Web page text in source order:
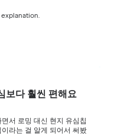
explanation.
보다 훨씬 편해요
서 로밍 대신 현지 유심칩
라는 걸 알게 되어서 써봤